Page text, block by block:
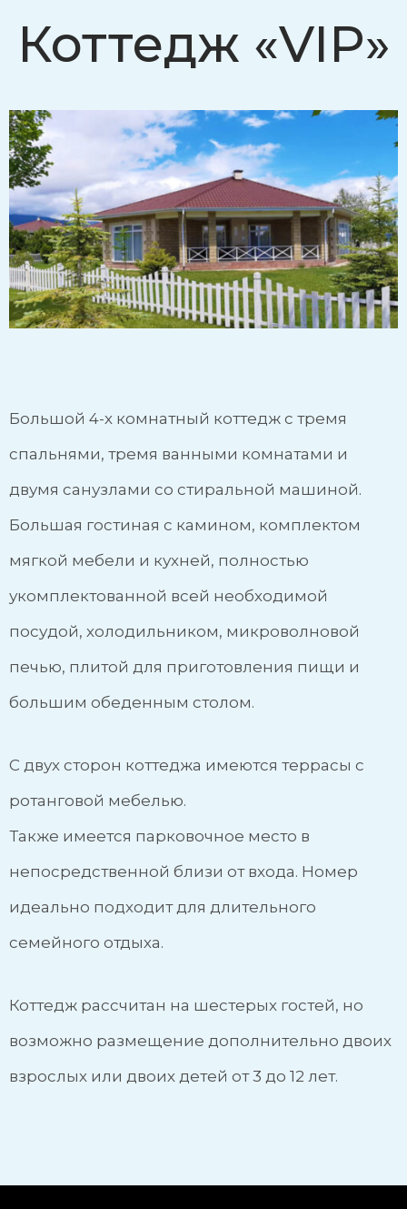
Коттедж «VIP»
Большой 4-х комнатный коттедж с тремя
спальнями, тремя ванными комнатами и
двумя санузлами со стиральной машиной.
Большая гостиная с камином, комплектом
мягкой мебели и кухней, полностью
укомплектованной всей необходимой
посудой, холодильником, микроволновой
печью, плитой для приготовления пищи и
большим обеденным столом.
С двух сторон коттеджа имеются террасы с
ротанговой мебелью.
Также имеется парковочное место в
непосредственной близи от входа. Номер
идеально подходит для длительного
семейного отдыха.
Коттедж рассчитан на шестерых гостей, но
возможно размещение дополнительно двоих
взрослых или двоих детей от 3 до 12 лет.